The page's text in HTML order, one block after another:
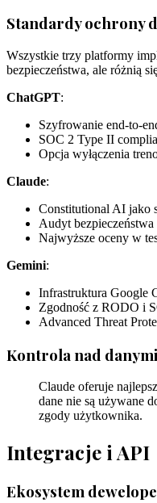
Standardy ochrony
Wszystkie trzy platformy
bezpieczeństwa, ale różnią
ChatGPT:
Szyfrowanie end-to-
SOC 2 Type II
Opcja wyłączenia
Claude:
Constitutional AI jako
Audyt
Najwyższe oceny w
Gemini:
Infrastruktura Google
Zgodność z RODO i
Advanced Threat
Kontrola nad danymi
Claude oferuje
dane nie są używane
zgody użytkownika.
Integracje i API
Ekosystem